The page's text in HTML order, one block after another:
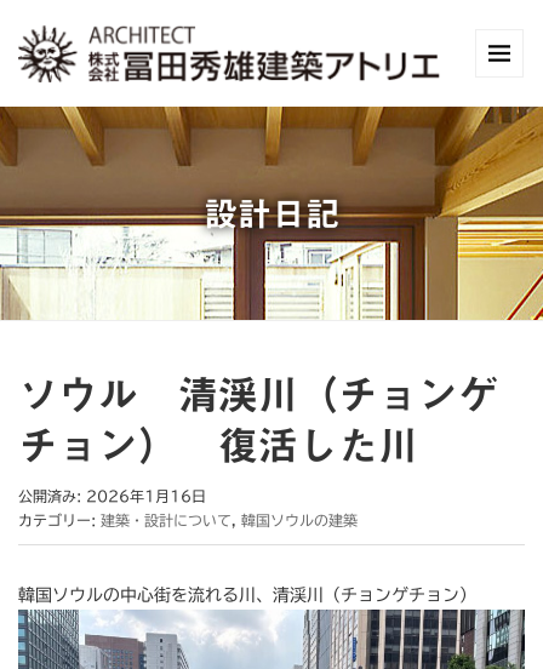
設計日記
ソウル 清渓川（チョンゲ
チョン） 復活した川
公開済み: 2026年1月16日
カテゴリー: 建築・設計について 韓国ソウルの建築
韓国ソウルの中心街を流れる川、清渓川（チョンゲチョン）